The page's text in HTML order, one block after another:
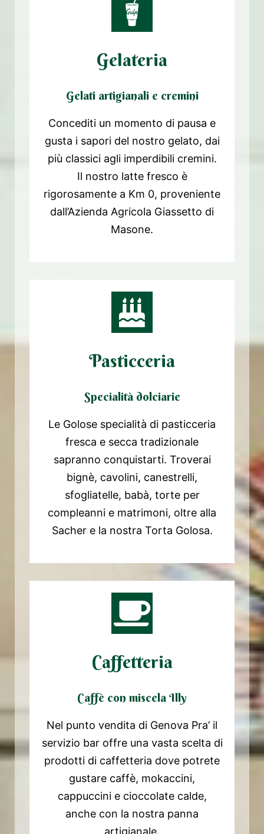
Gelateria
Gelati artigianali e cremini
Concediti un momento di pausa e
gusta i sapori del nostro gelato, dai
più classici agli imperdibili cremini.
Il nostro latte fresco è
rigorosamente a Km 0, proveniente
dall’Azienda Agricola Giassetto di
Masone.
Pasticceria
Specialità dolciarie
Le Golose specialità di pasticceria
fresca e secca tradizionale
sapranno conquistarti. Troverai
bignè, cavolini, canestrelli,
sfogliatelle, babà, torte per
compleanni e matrimoni, oltre alla
Sacher e la nostra Torta Golosa.
Caffetteria
Caffè con miscela Illy
Nel punto vendita di Genova Pra’ il
servizio bar offre una vasta scelta di
prodotti di caffetteria dove potrete
gustare caffè, mokaccini,
cappuccini e cioccolate calde,
anche con la nostra panna
artigianale.